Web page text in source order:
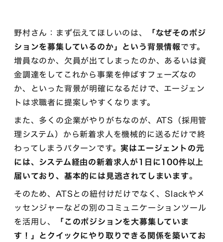
野村さん：まず伝えてほしいのは、
「なぜそのポジ
ションを募集しているのか」という背景情報です。
増員なのか、欠員が出てしまったのか、あるいは資
金調達をしてこれから事業を伸ばすフェーズなの
か、といった背景が明確になるだけで、エージェン
トは求職者に提案しやすくなります。
また、多くの企業がやりがちなのが、ATS（採用管
理システム）から新着求人を機械的に送るだけで終
わってしまうパターンです。 実はエージェントの元
には、システム経由の新着求人が1日に100件以上
届いており、基本的には見逃されてしまいます。
そのため、ATSとの紐付けだけでなく、Slackやメ
ッセンジャーなどの別のコミュニケーションツール
を活用し、
「このポジションを大募集していま
す！」とクイックにやり取りできる関係を築いてお